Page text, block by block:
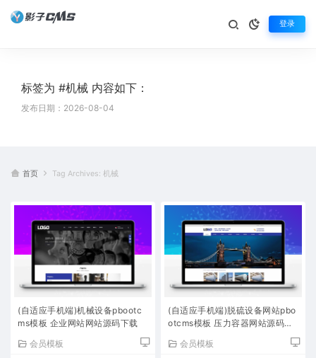
登录
标签为 #机械 内容如下：
发布日期：2026-08-04
首页 Tag Archives: 机械
(自适应手机端)机械设备pbootc
ms模板 企业网站网站源码下载
会员模板
(自适应手机端)脱硫设备网站pbo
otcms模板 压力容器网站源码下
会员模板